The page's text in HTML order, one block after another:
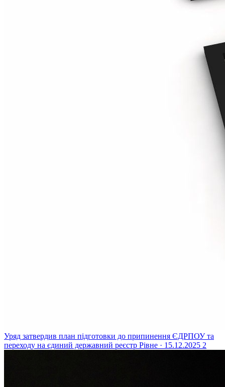
Уряд затвердив план підготовки до припинення ЄДРПОУ та
переходу на єдиний державний реєстр Рівне · 15.12.2025 2